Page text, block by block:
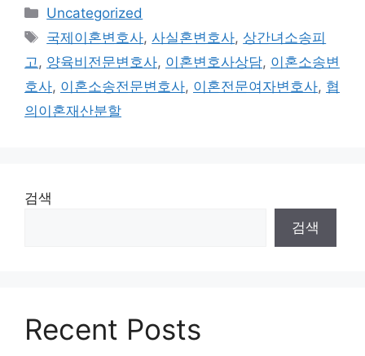
Categories
Uncategorized
Tags
국제이혼변호사,사실혼변호사, 상간녀소송피
고 , 양육비전문변호사, 이혼변호사상담, 이혼소송변
호사, 이혼소송전문변호사, 이혼전문여자변호사, 협
의이혼재산분할
검색
검색
Recent Posts